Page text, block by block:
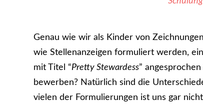
Genau wie wir als Kinder von
wie Stellenanzeigen formuliert werden,
mit Titel “Pretty Stewardess”
bewerben? Natürlich sind die
vielen der Formulierungen ist uns gar